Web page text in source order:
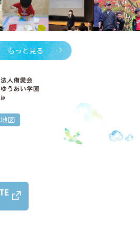
もっと見る
地図